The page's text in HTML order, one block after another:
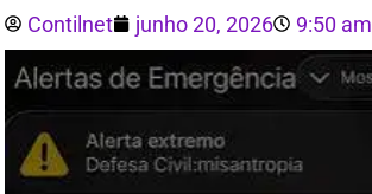
Contilnet junho 20, 2026 9:50 am